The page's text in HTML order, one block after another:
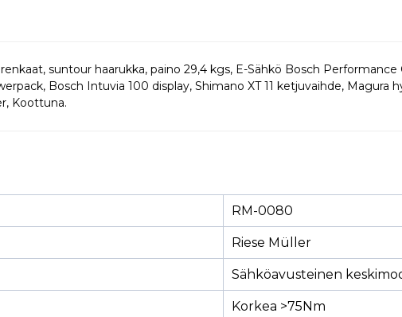
suntour haarukka, paino 29,4 kgs, E-Sähkö Bosch
Bosch Intuvia 100 display, Shimano XT 11 ketjuvaihde, Magura
Koottuna.
RM-0080
Riese Müller
Sähköavusteinen
Korkea >75Nm